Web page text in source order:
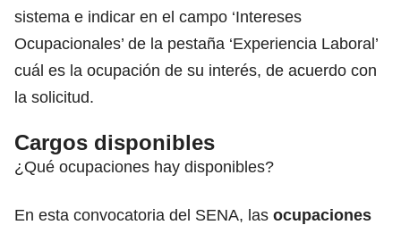
sistema e indicar en el campo ‘Intereses
Ocupacionales’ de la pestaña ‘Experiencia Laboral’
cuál es la ocupación de su interés, de acuerdo con
la solicitud.
Cargos disponibles
¿Qué ocupaciones hay disponibles?
En esta convocatoria del SENA, las ocupaciones